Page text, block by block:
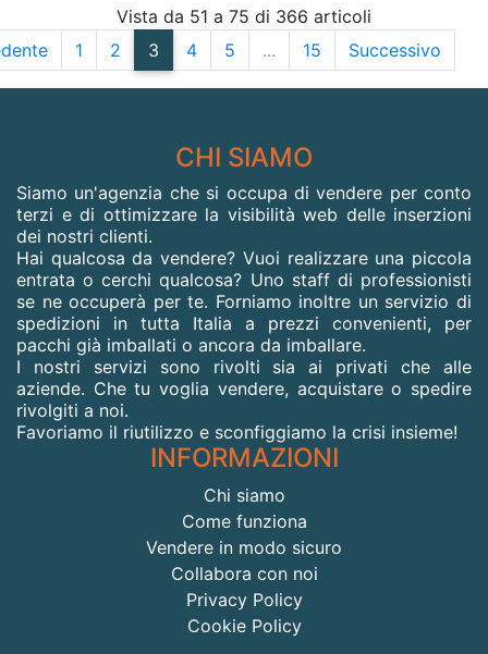
Vista da 51 a 75 di 366 articoli
1 2 3 4 5 ... 15 Successivo
CHI SIAMO
Siamo un'agenzia che si occupa di vendere per conto
terzi e di ottimizzare la visibilità web delle inserzioni
dei nostri clienti.
Hai qualcosa da vendere? Vuoi realizzare una piccola
entrata o cerchi qualcosa? Uno staff di professionisti
se ne occuperà per te. Forniamo inoltre un servizio di
spedizioni in tutta Italia a prezzi convenienti, per
pacchi già imballati o ancora da imballare.
I nostri servizi sono rivolti sia ai privati che alle
aziende. Che tu voglia vendere, acquistare o spedire
rivolgiti a noi.
Favoriamo il riutilizzo e sconfiggiamo la crisi insieme!
INFORMAZIONI
Chi siamo
Come funziona
Vendere in modo sicuro
Collabora con noi
Privacy Policy
Cookie Policy